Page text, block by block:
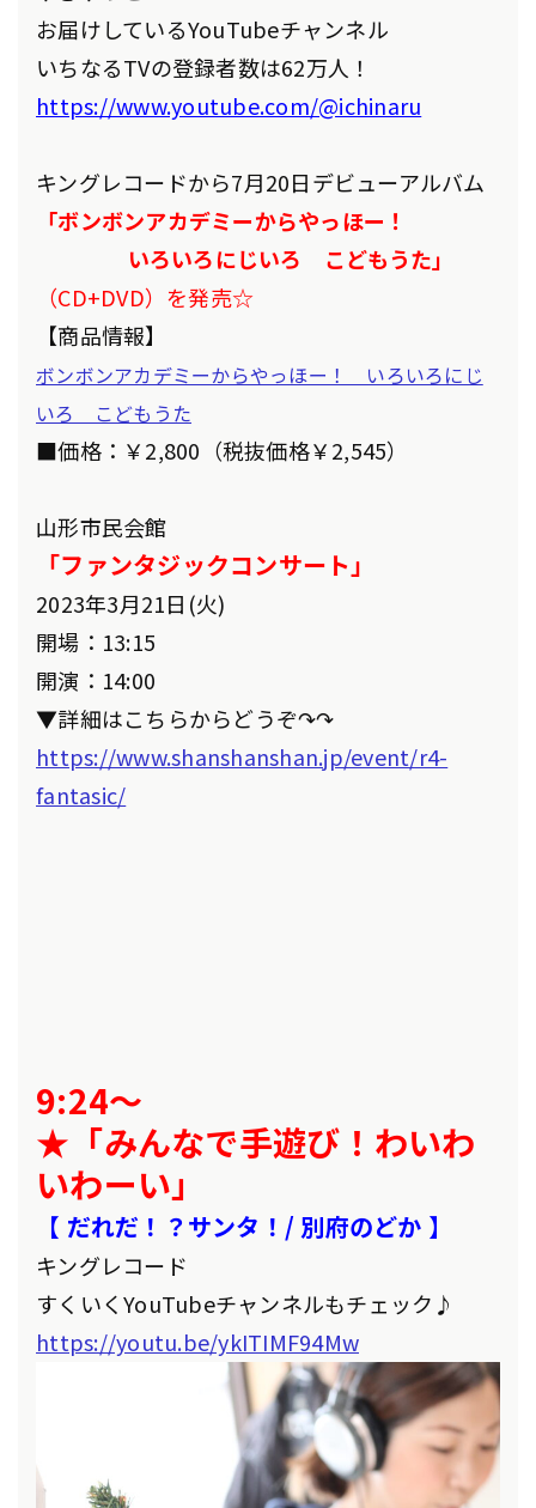
お届けしているYouTubeチャンネル
いちなるTVの登録者数は62万人！
https://www.youtube.com/@ichinaru
キングレコードから7月20日デビューアルバム
「ボンボンアカデミーからやっほー！
いろいろにじいろ こどもうた」
（CD+DVD）を発売☆
【商品情報】
ボンボンアカデミーからやっほー！ いろいろにじ
いろ こどもうた
■価格：￥2,800（税抜価格￥2,545）
山形市民会館
「ファンタジックコンサート」
2023年3月21日(火)
開場：13:15
開演：14:00
▼詳細はこちらからどうぞ↷↷
https://www.shanshanshan.jp/event/r4-
fantasic/
9:24～
★「みんなで手遊び！わいわ
いわーい」
【 だれだ！？サンタ！/ 別府のどか 】
キングレコード
すくいくYouTubeチャンネルもチェック♪
https://youtu.be/ykITIMF94Mw